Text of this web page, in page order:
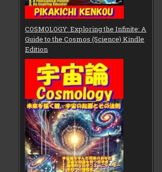
COSMOLOGY: Exploring the Infinite: A
Guide to the Cosmos (Science) Kindle
Edition